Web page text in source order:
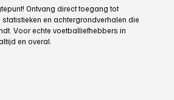
Ontvang direct toegang tot
en achtergrondverhalen die
Voor echte voetballiefhebbers in
en overal.